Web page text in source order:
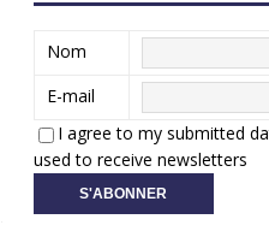
Nom
E-mail
I agree to my submitted
used to receive newsletters